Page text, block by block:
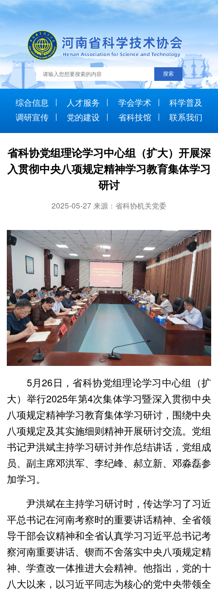
综合信息 人才服务 学会学术
科学普及
调研宣传
党的建设 省科技馆 联系我们
省科协党组理论学习中心组（扩大）开展深
入贯彻中央八项规定精神学习教育集体学习
研讨
2025-05-27 来源：省科协机关党委
5月26日，省科协党组理论学习中心组（扩
大）举行2025年第4次集体学习暨深入贯彻中央
八项规定精神学习教育集体学习研讨，围绕中央
八项规定及其实施细则精神开展研讨交流。党组
书记尹洪斌主持学习研讨并作总结讲话，党组成
员、副主席邓洪军、李纪峰、郝立新、邓淼磊参
加学习。
尹洪斌在主持学习研讨时，传达学习了习近
平总书记在河南考察时的重要讲话精神、全省领
导干部会议精神和全省认真学习习近平总书记考
察河南重要讲话、锲而不舍落实中央八项规定精
神、学查改一体推进大会精神。他指出，党的十
八大以来，以习近平同志为核心的党中央带领全